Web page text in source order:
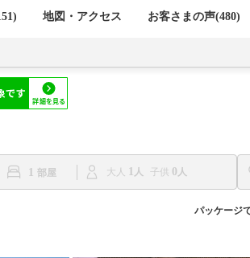
地図・アクセス お客さまの声(480)
1 大人 1 子供 0
パッケージ